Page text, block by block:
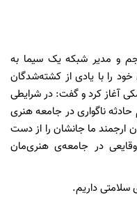
و مدیر شبکه یک سیما به
را با یادی از کشته‌شدگان
آغاز کرد و گفت: در شرایطی
ناگواری در جامعه هنری
ارجمند ما جانشان را از دست
در جامعه‌ی هنری‌مان
سلامتی داریم.